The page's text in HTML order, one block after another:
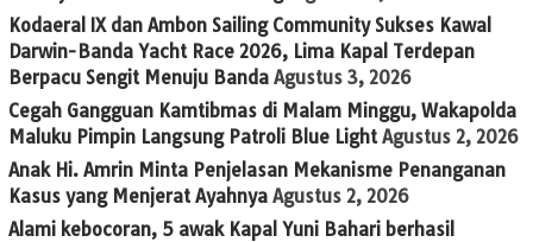
Kodaeral IX dan Ambon Sailing Community Sukses Kawal
Darwin-Banda Yacht Race 2026, Lima Kapal Terdepan
Berpacu Sengit Menuju Banda Agustus 3, 2026
Cegah Gangguan Kamtibmas di Malam Minggu, Wakapolda
Maluku Pimpin Langsung Patroli Blue Light Agustus 2, 2026
Anak Hi. Amrin Minta Penjelasan Mekanisme Penanganan
Kasus yang Menjerat Ayahnya Agustus 2, 2026
Alami kebocoran, 5 awak Kapal Yuni Bahari berhasil